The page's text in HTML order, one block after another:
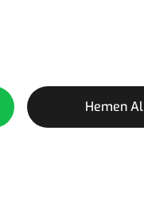
Hemen Al